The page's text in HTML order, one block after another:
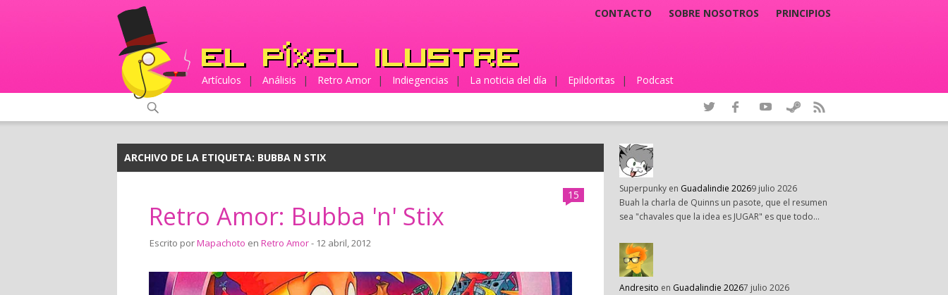
CONTACTO SOBRE NOSOTROS PRINCIPIOS
Artículos | Análisis | Retro Amor | Indiegencias | La noticia del día | Epildoritas | Podcast
ARCHIVO DE LA ETIQUETA: BUBBA N STIX
15
Retro Amor: Bubba 'n' Stix
Escrito porMapachoto en Retro Amor- 12 abril, 2012
Superpunky en Guadalindie 20269 julio 2026
Buah la charla de Quinns un pasote, que el resumen
sea "chavales que la idea es JUGAR" es que todo…
Andresito en Guadalindie 20267 julio 2026